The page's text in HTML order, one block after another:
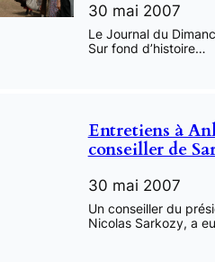
30 mai 2007
Le Journal du
Sur fond d’histoire…
Entretiens à
conseiller de
30 mai 2007
Un conseiller du
Nicolas Sarkozy, a